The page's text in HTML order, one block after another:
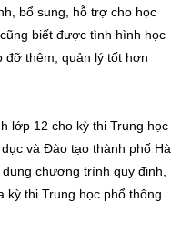
bổ sung, hỗ trợ cho học
biết được tình hình học
đỡ thêm, quản lý tốt hơn
lớp 12 cho kỳ thi Trung học
và Đào tạo thành phố Hà
chương trình quy định,
kỳ thi Trung học phổ thông